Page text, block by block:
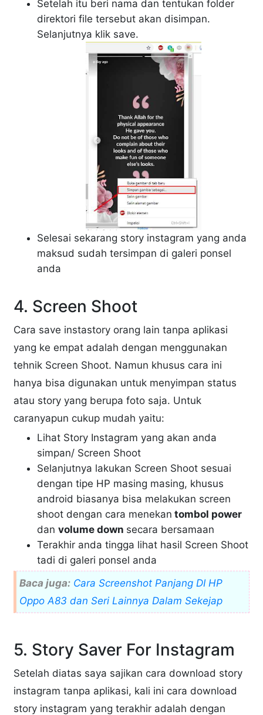
Setelah itu beri nama dan tentukan folder
direktori file tersebut akan disimpan.
Selanjutnya klik save.
Selesai sekarang story instagram yang anda
maksud sudah tersimpan di galeri ponsel
anda
4. Screen Shoot
Cara save instastory orang lain tanpa aplikasi
yang ke empat adalah dengan menggunakan
tehnik Screen Shoot. Namun khusus cara ini
hanya bisa digunakan untuk menyimpan status
atau story yang berupa foto saja. Untuk
caranyapun cukup mudah yaitu:
Lihat Story Instagram yang akan anda
simpan/ Screen Shoot
Selanjutnya lakukan Screen Shoot sesuai
dengan tipe HP masing masing, khusus
android biasanya bisa melakukan screen
shoot dengan cara menekan tombol power
danvolume down secara bersamaan
Terakhir anda tingga lihat hasil Screen Shoot
tadi di galeri ponsel anda
Baca juga: Cara Screenshot Panjang DI HP
Oppo A83 dan Seri Lainnya Dalam Sekejap
5. Story Saver For Instagram
Setelah diatas saya sajikan cara download story
instagram tanpa aplikasi, kali ini cara download
story instagram yang terakhir adalah dengan